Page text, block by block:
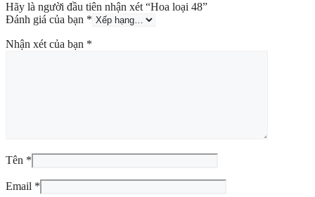
Hãy là người đầu tiên nhận xét “Hoa loại 48”
Đánh giá của bạn *
Nhận xét của bạn *
Tên *
Email *